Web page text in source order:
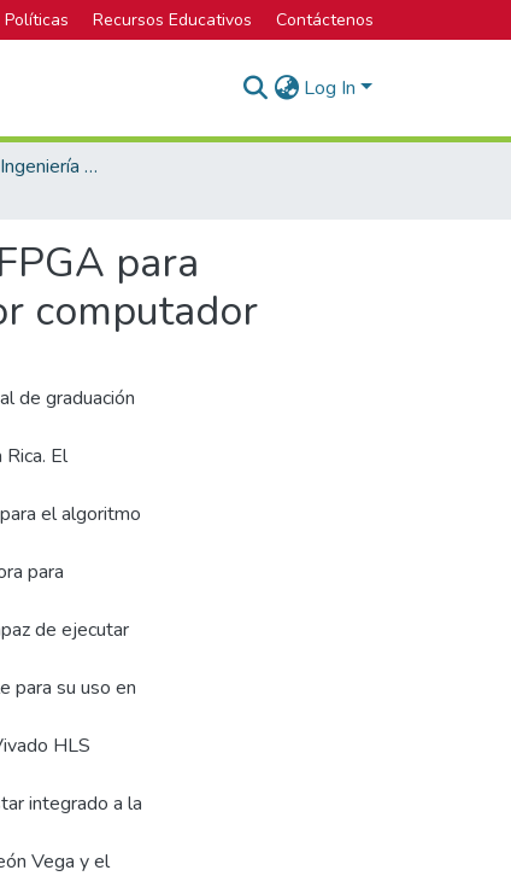
Políticas Recursos Educativos Contáctenos
Log In
Licenciatura en Ingeniería Mecatrónica
para
computador
de graduación
El
el algoritmo
para
de ejecutar
para su uso en
HLS
integrado a la
Vega y el